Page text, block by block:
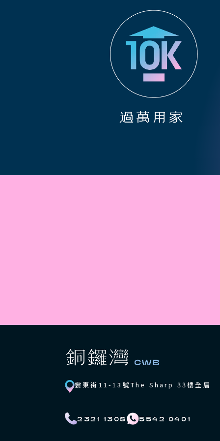
霎東街11-13號The Sharp 33樓全層
2321 1308 5542 0401